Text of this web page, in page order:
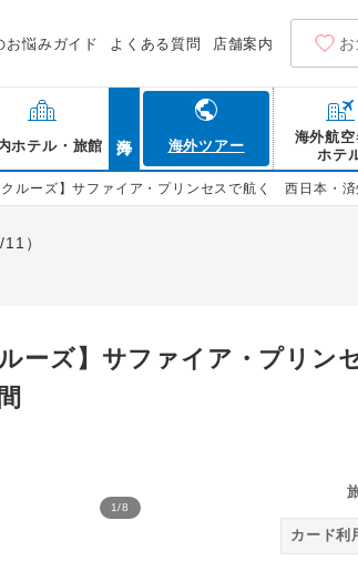
お悩みガイド よくある質問 店舗案内
ホテル・旅館 海外ツアー
海外航空
ホテ
クルーズ】サファイア・プリンセスで航く 西日本・
）
ルーズ】サファイア・プリ
1/8
カード利